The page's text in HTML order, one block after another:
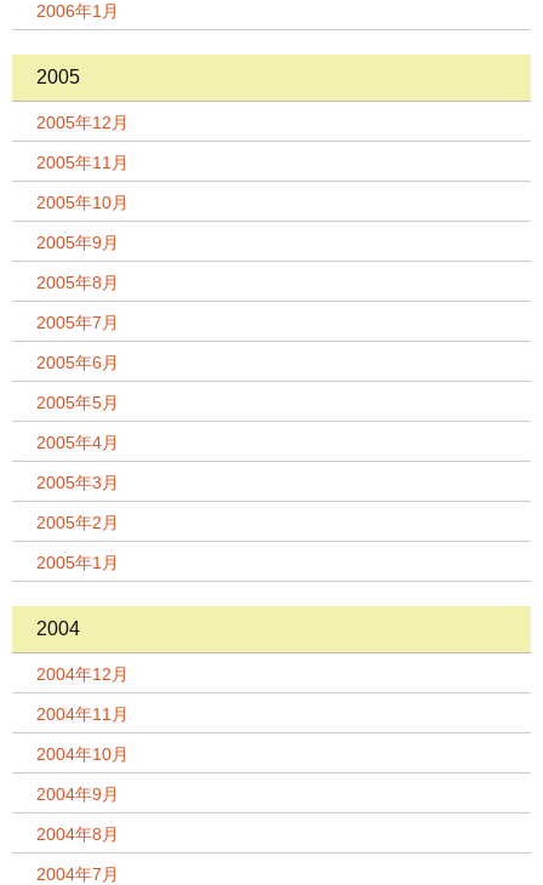
2006年1月
2005
2005年12月
2005年11月
2005年10月
2005年9月
2005年8月
2005年7月
2005年6月
2005年5月
2005年4月
2005年3月
2005年2月
2005年1月
2004
2004年12月
2004年11月
2004年10月
2004年9月
2004年8月
2004年7月